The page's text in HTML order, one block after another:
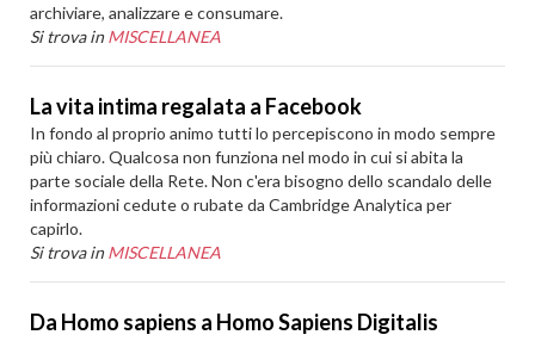
archiviare, analizzare e consumare.
Si trova in MISCELLANEA
La vita intima regalata a Facebook
In fondo al proprio animo tutti lo percepiscono in modo sempre
più chiaro. Qualcosa non funziona nel modo in cui si abita la
parte sociale della Rete. Non c'era bisogno dello scandalo delle
informazioni cedute o rubate da Cambridge Analytica per
capirlo.
Si trova in MISCELLANEA
Da Homo sapiens a Homo Sapiens Digitalis